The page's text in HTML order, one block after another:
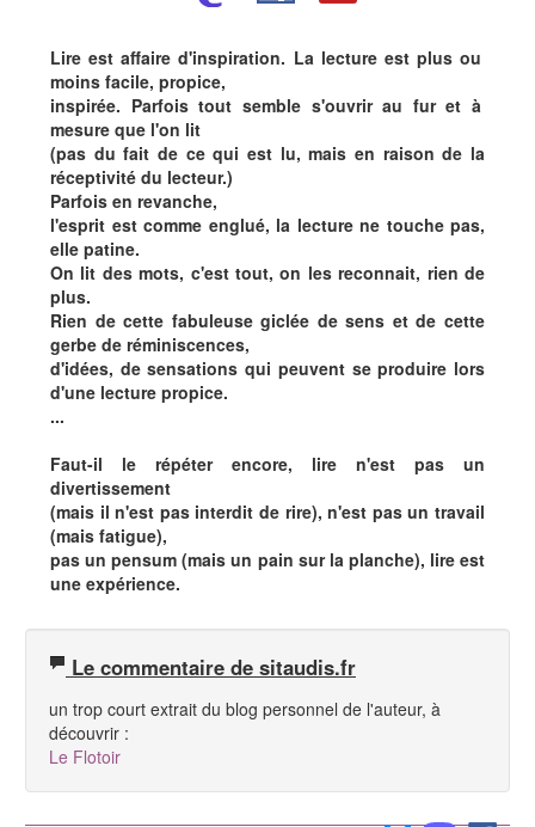
Lire est affaire d'inspiration. La lecture est plus ou
moins facile, propice,
inspirée. Parfois tout semble s'ouvrir au fur et à
mesure que l'on lit
(pas du fait de ce qui est lu, mais en raison de la
réceptivité du lecteur.)
Parfois en revanche,
l'esprit est comme englué, la lecture ne touche pas,
elle patine.
On lit des mots, c'est tout, on les reconnait, rien de
plus.
Rien de cette fabuleuse giclée de sens et de cette
gerbe de réminiscences,
d'idées, de sensations qui peuvent se produire lors
d'une lecture propice.
...
Faut-il le répéter encore, lire n'est pas un
divertissement
(mais il n'est pas interdit de rire), n'est pas un travail
(mais fatigue),
pas un pensum (mais un pain sur la planche), lire est
une expérience.
Le commentaire de sitaudis.fr
un trop court extrait du blog personnel de l'auteur, à
découvrir :
Le Flotoir